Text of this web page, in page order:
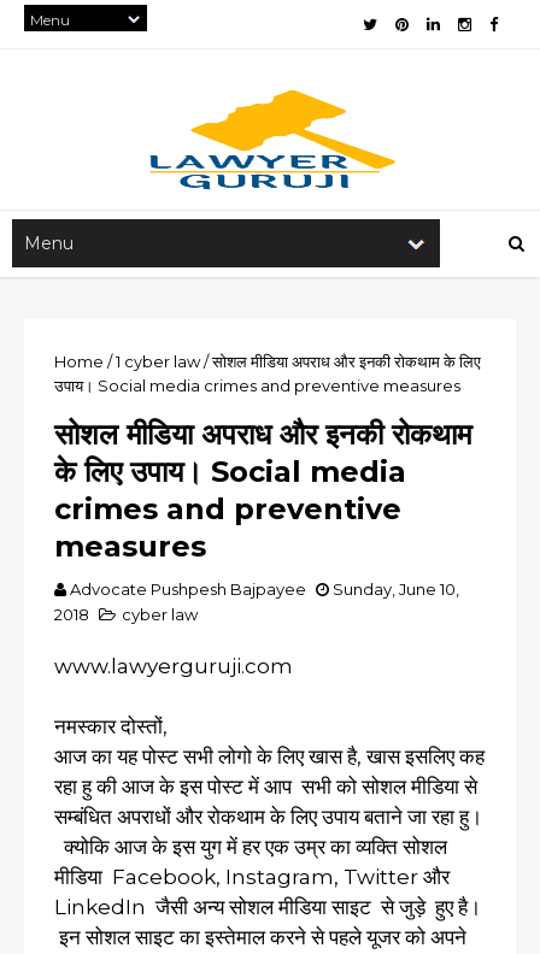
Home /1 cyber law/सोशल मीडिया अपराध और इनकी रोकथाम के लिए
उपाय। Social media crimes and preventive measures
सोशल मीडिया अपराध और इनकी रोकथाम
के लिए उपाय। Social media
crimes and preventive
measures
Advocate Pushpesh Bajpayee
Sunday, June 10,
2018
cyber law
www.lawyerguruji.com
नमस्कार दोस्तों,
आज का यह पोस्ट सभी लोगो के लिए खास है, खास इसलिए कह
रहा हु की आज के इस पोस्ट में आप सभी को सोशल मीडिया से
सम्बंधित अपराधों और रोकथाम के लिए उपाय बताने जा रहा हु।
क्योकि आज के इस युग में हर एक उम्र का व्यक्ति सोशल
मीडिया Facebook, Instagram, Twitter और
LinkedIn जैसी अन्य सोशल मीडिया साइट से जुड़े हुए है।
इन सोशल साइट का इस्तेमाल करने से पहले यूजर को अपने